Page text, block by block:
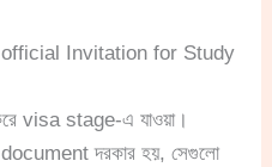
Invitation for Study
visa stage-এ যাওয়া।
দরকার হয়, সেগুলো